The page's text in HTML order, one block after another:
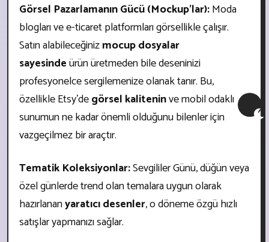
Görsel Pazarlamanın Gücü (Mockup'lar):Moda
blogları ve e-ticaret platformları görsellikle çalışır.
Satın alabileceğinizmocup dosyalar
sayesindeürün üretmeden bile deseninizi
profesyonelce sergilemenize olanak tanır. Bu,
özellikle Etsy'degörsel kaliteninve mobil odaklı
sunumun ne kadar önemli olduğunu bilenler için
vazgeçilmez bir araçtır.
Tematik Koleksiyonlar:Sevgililer Günü, düğün veya
özel günlerde trend olan temalara uygun olarak
hazırlananyaratıcı desenler, o döneme özgü hızlı
satışlar yapmanızı sağlar.